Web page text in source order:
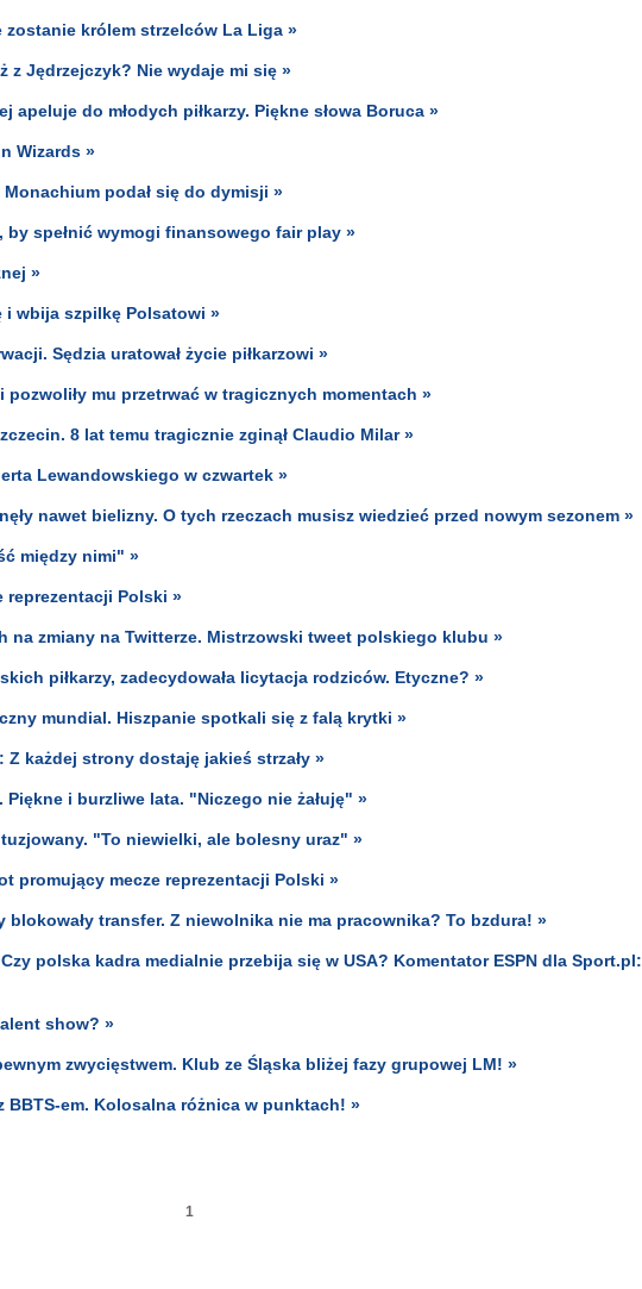
zostanie królem strzelców La Liga »
z Jędrzejczyk? Nie wydaje mi się »
do młodych piłkarzy. Piękne słowa Boruca »
Wizards »
podał się do dymisji »
by spełnić wymogi finansowego fair play »
»
i wbija szpilkę Polsatowi »
Sędzia uratował życie piłkarzowi »
mu przetrwać w tragicznych momentach »
8 lat temu tragicznie zginął Claudio Milar »
Lewandowskiego w czwartek »
nawet bielizny. O tych rzeczach musisz wiedzieć przed nowym sezonem »
między nimi" »
reprezentacji Polski »
na zmiany na Twitterze. Mistrzowski tweet polskiego klubu »
piłkarzy, zadecydowała licytacja rodziców. Etyczne? »
mundial. Hiszpanie spotkali się z falą krytki »
każdej strony dostaję jakieś strzały »
i burzliwe lata. "Niczego nie żałuję" »
"To niewielki, ale bolesny uraz" »
promujący mecze reprezentacji Polski »
transfer. Z niewolnika nie ma pracownika? To bzdura! »
polska kadra medialnie przebija się w USA? Komentator ESPN dla Sport.pl:
show? »
zwycięstwem. Klub ze Śląska bliżej fazy grupowej LM! »
BBTS-em. Kolosalna różnica w punktach! »
1